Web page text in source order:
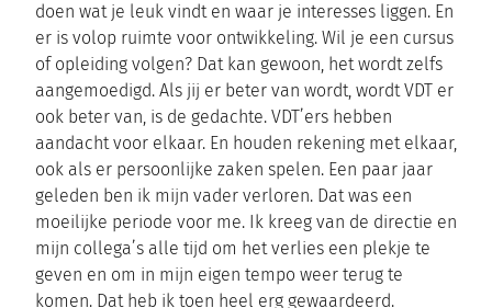
doen wat je leuk vindt en waar je interesses liggen. En
er is volop ruimte voor ontwikkeling. Wil je een cursus
of opleiding volgen? Dat kan gewoon, het wordt zelfs
aangemoedigd. Als jij er beter van wordt, wordt VDT er
ook beter van, is de gedachte. VDT’ers hebben
aandacht voor elkaar. En houden rekening met elkaar,
ook als er persoonlijke zaken spelen. Een paar jaar
geleden ben ik mijn vader verloren. Dat was een
moeilijke periode voor me. Ik kreeg van de directie en
mijn collega’s alle tijd om het verlies een plekje te
geven en om in mijn eigen tempo weer terug te
komen. Dat heb ik toen heel erg gewaardeerd.